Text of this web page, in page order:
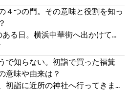
４つの門。その意味と役割を知っ
る日。横浜中華街へ出かけて...
で知らない。初詣で買った福箕
意味や由来は？
初詣に近所の神社へ行ってきま...